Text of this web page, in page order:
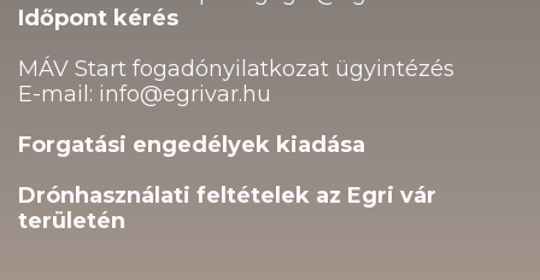
Időpont kérés
MÁV Start fogadónyilatkozat ügyintézés
E-mail: info@egrivar.hu
Forgatási engedélyek kiadása
Drónhasználati feltételek az Egri vár
területén